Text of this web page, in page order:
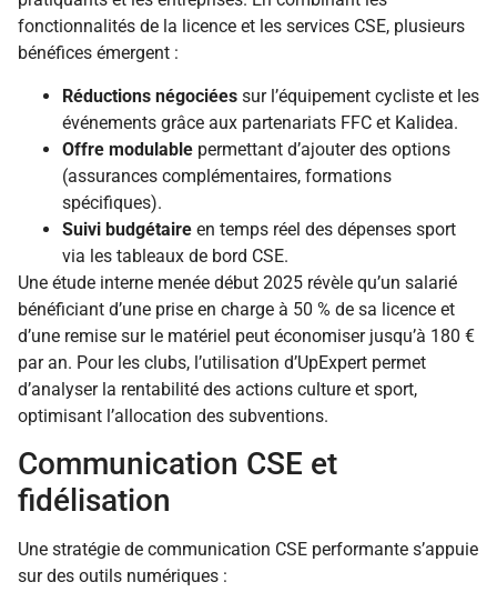
fonctionnalités de la licence et les services CSE, plusieurs
bénéfices émergent :
Réductions négociées sur l’équipement cycliste et les
événements grâce aux partenariats FFC et Kalidea.
Offre modulable permettant d’ajouter des options
(assurances complémentaires, formations
spécifiques).
Suivi budgétaire en temps réel des dépenses sport
via les tableaux de bord CSE.
Une étude interne menée début 2025 révèle qu’un salarié
bénéficiant d’une prise en charge à 50 % de sa licence et
d’une remise sur le matériel peut économiser jusqu’à 180 €
par an. Pour les clubs, l’utilisation d’UpExpert permet
d’analyser la rentabilité des actions culture et sport,
optimisant l’allocation des subventions.
Communication CSE et
fidélisation
Une stratégie de communication CSE performante s’appuie
sur des outils numériques :